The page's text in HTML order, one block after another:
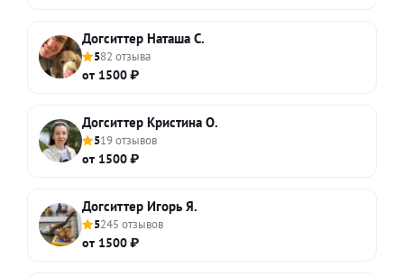
Догситтер Наташа С.
582 отзыва
от 1500 ₽
Догситтер Кристина О.
519 отзывов
от 1500 ₽
Догситтер Игорь Я.
5245 отзывов
от 1500 ₽